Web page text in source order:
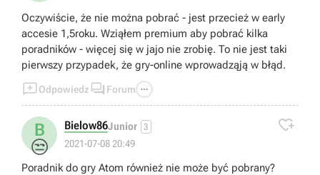
Oczywiście, że nie można pobrać - jest przecież w early
accesie 1,5roku. Wziąłem premium aby pobrać kilka
poradników - więcej się w jajo nie zrobię. To nie jest taki
pierwszy przypadek, że gry-online wprowadząją w błąd.
Odpowiedz  Forum 
B
😒
Bielow86Junior 3
2021-07-08 20:49

Poradnik do gry Atom również nie może być pobrany?